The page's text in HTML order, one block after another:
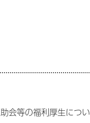
等の福利厚生につい